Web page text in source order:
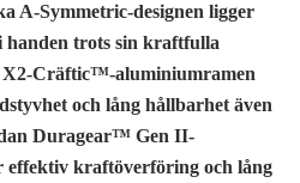
A-Symmetric-designen ligger
handen trots sin kraftfulla
Cräftic™-aluminiumramen
och lång hållbarhet även
Duragear™ Gen II-
effektiv kraftöverföring och lång